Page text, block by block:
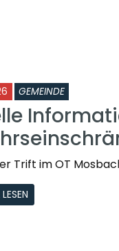
GEMEINDE
Trift im OT